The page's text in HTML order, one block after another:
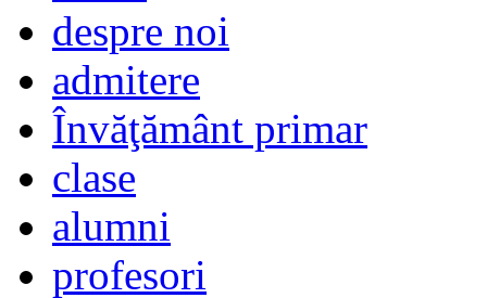
despre noi
admitere
Învăţământ primar
clase
alumni
profesori